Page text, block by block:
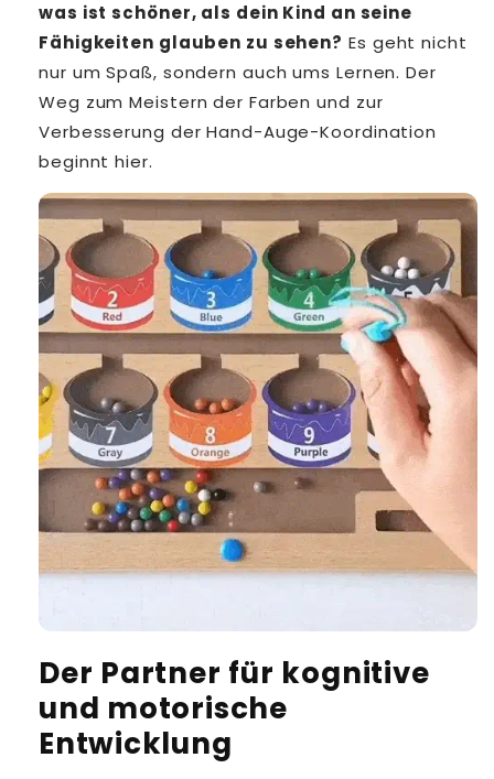
was ist schöner, als dein Kind an seine
Fähigkeiten glauben zu sehen? Es geht nicht
nur um Spaß, sondern auch ums Lernen. Der
Weg zum Meistern der Farben und zur
Verbesserung der Hand-Auge-Koordination
beginnt hier.
Der Partner für kognitive
und motorische
Entwicklung